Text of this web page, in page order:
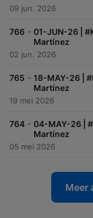
09 jun. 2026
766 - 01-JUN-26 |
Martínez
02 jun. 2026
765 - 18-MAY-26 |
Martínez
19 mei 2026
764 - 04-MAY-26 |
Martínez
05 mei 2026
Meer